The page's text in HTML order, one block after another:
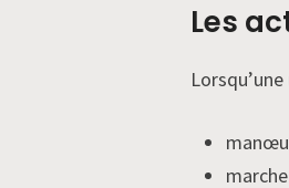
Les
Lorsqu’une
marche